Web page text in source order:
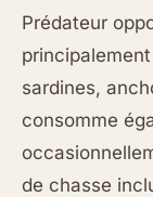
Prédateur
sardines,
consomme
de chasse